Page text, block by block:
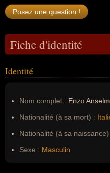
Fiche d'identité
Identité
Nom complet : Enzo
Nationalité (à sa mort) :
Nationalité (à sa naissance)
Sexe : Masculin